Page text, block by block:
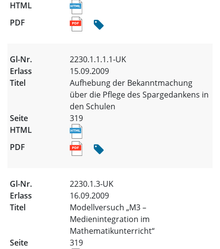
2230.1.1.1.1-UK
15.09.2009
Aufhebung der Bekanntmachung
über die Pflege des Spargedankens in
den Schulen
319
2230.1.3-UK
16.09.2009
Modellversuch „M3 –
Medienintegration im
Mathematikunterricht“
319